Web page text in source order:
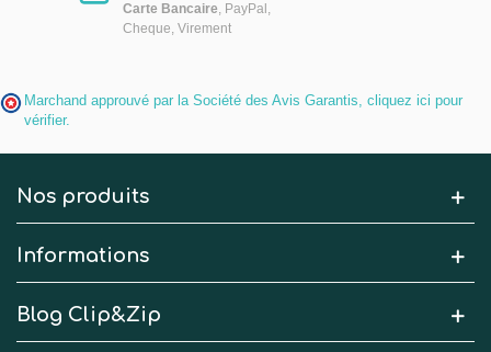
Carte Bancaire, PayPal,
Cheque, Virement
Marchand approuvé par la Société des Avis Garantis, cliquez ici pour
vérifier.
Nos produits
Informations
Blog Clip&Zip